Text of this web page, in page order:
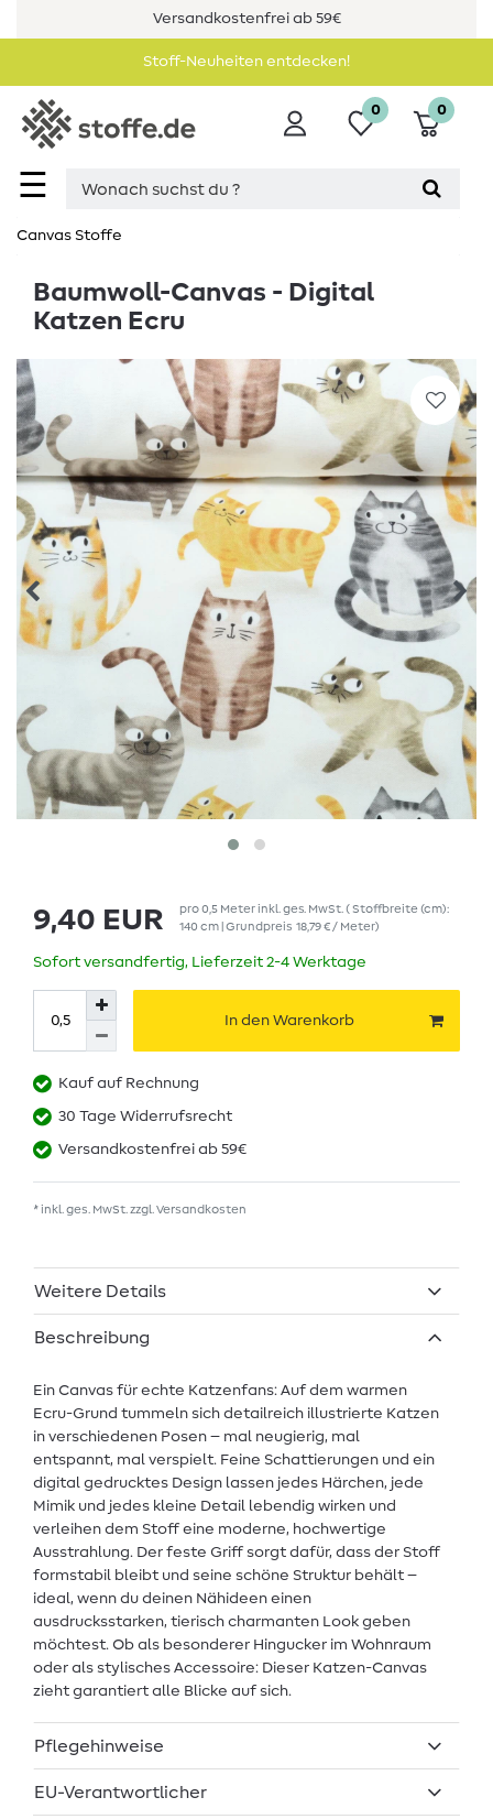
Versandkostenfrei ab 59€
Stoff-Neuheiten entdecken!
☰
0 0
Canvas Stoffe
Baumwoll-Canvas - Digital
Katzen Ecru
9,40 EUR pro0,5 Meter inkl. ges. MwSt.( Stoffbreite (cm):
140 cm | Grundpreis 18,79 € / Meter)
Sofort versandfertig, Lieferzeit 2-4 Werktage
In den Warenkorb
Kauf auf Rechnung
30 Tage Widerrufsrecht
Versandkostenfrei ab 59€
* inkl. ges. MwSt. zzgl.Versandkosten
Weitere Details
Beschreibung
Ein Canvas für echte Katzenfans: Auf dem warmen
Ecru-Grund tummeln sich detailreich illustrierte Katzen
in verschiedenen Posen – mal neugierig, mal
entspannt, mal verspielt. Feine Schattierungen und ein
digital gedrucktes Design lassen jedes Härchen, jede
Mimik und jedes kleine Detail lebendig wirken und
verleihen dem Stoff eine moderne, hochwertige
Ausstrahlung. Der feste Griff sorgt dafür, dass der Stoff
formstabil bleibt und seine schöne Struktur behält –
ideal, wenn du deinen Nähideen einen
ausdrucksstarken, tierisch charmanten Look geben
möchtest. Ob als besonderer Hingucker im Wohnraum
oder als stylisches Accessoire: Dieser Katzen-Canvas
zieht garantiert alle Blicke auf sich.
Pflegehinweise
EU-Verantwortlicher